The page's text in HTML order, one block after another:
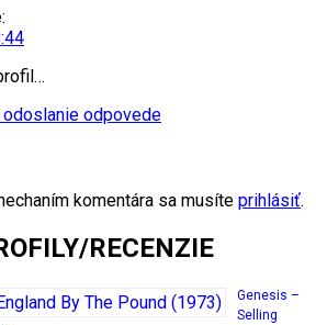
odpovede
komentára sa musíte prihlásiť.
RECENZIE
Genesis –
Selling